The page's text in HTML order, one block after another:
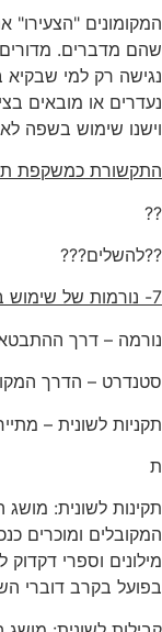
המקומונים
שהם מדברים. מדורים
נעדרים או מובאים
וישנו שימוש בשפה לא
התקשורת כמשקפת
??
??להשלים???
7- נורמות של שימוש בלשון ותכנון לשון
נורמה – דרך
סטנדרט – הדרך
תקניות לשונית –
ת
תקינות לשונית:
המקובלים ומוכרים
מילונים וספרי
בפועל בקרב דוברי